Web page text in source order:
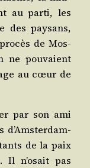
au par­ti, les
des pay­sans,
de Mos­
ne pou­vaient
au cœur de
par son ami
de la paix
Il n’osait pas